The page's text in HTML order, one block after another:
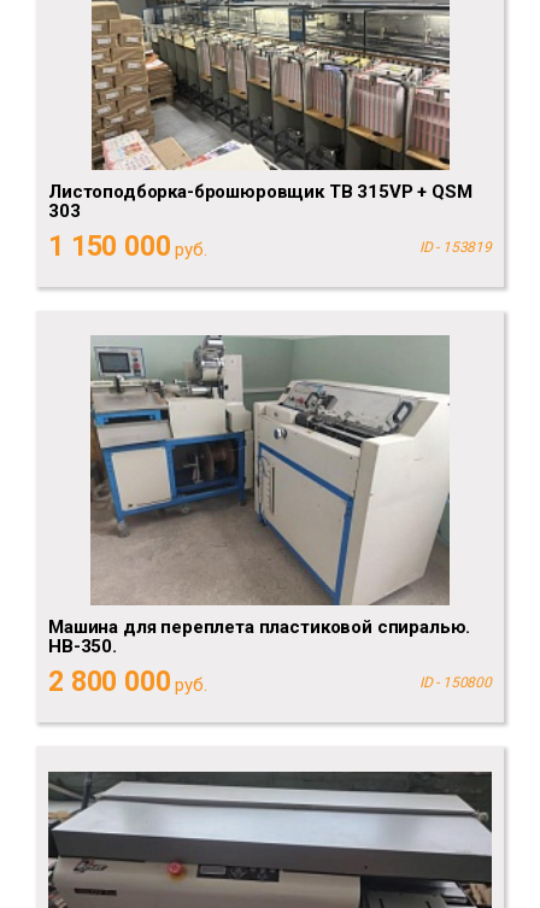
Листоподборка-брошюровщик TB 315VP + QSM
303
1 150 000 руб. ID - 153819
Машина для переплета пластиковой спиралью.
HB-350.
2 800 000 руб. ID - 150800